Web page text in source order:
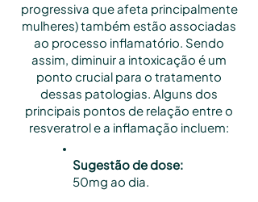
progressiva que afeta principalmente
mulheres) também estão associadas
ao processo inflamatório. Sendo
assim, diminuir a intoxicação é um
ponto crucial para o tratamento
dessas patologias. Alguns dos
principais pontos de relação entre o
resveratrol e a inflamação incluem:
Sugestão de dose:
50mg ao dia.